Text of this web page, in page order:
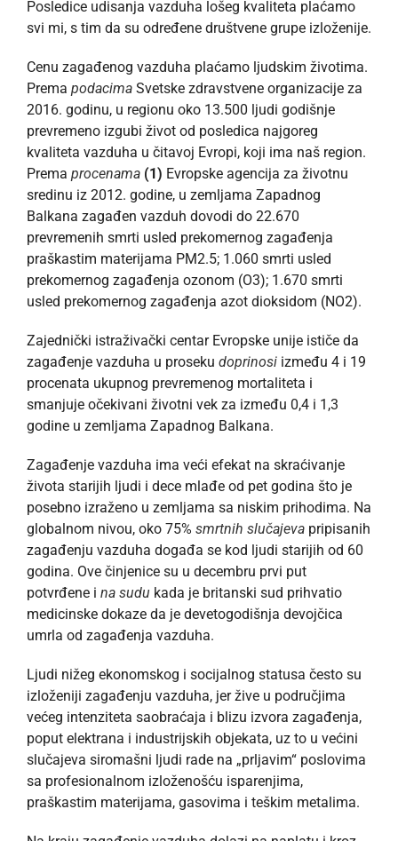
Posledice udisanja vazduha lošeg kvaliteta plaćamo
svi mi, s tim da su određene društvene grupe izloženije.
Cenu zagađenog vazduha plaćamo ljudskim životima.
Prema podacima Svetske zdravstvene organizacije za
2016. godinu, u regionu oko 13.500 ljudi godišnje
prevremeno izgubi život od posledica najgoreg
kvaliteta vazduha u čitavoj Evropi, koji ima naš region.
Prema procenama (1) Evropske agencija za životnu
sredinu iz 2012. godine, u zemljama Zapadnog
Balkana zagađen vazduh dovodi do 22.670
prevremenih smrti usled prekomernog zagađenja
praškastim materijama PM2.5; 1.060 smrti usled
prekomernog zagađenja ozonom (O3); 1.670 smrti
usled prekomernog zagađenja azot dioksidom (NO2).
Zajednički istraživački centar Evropske unije ističe da
zagađenje vazduha u proseku doprinosi između 4 i 19
procenata ukupnog prevremenog mortaliteta i
smanjuje očekivani životni vek za između 0,4 i 1,3
godine u zemljama Zapadnog Balkana.
Zagađenje vazduha ima veći efekat na skraćivanje
života starijih ljudi i dece mlađe od pet godina što je
posebno izraženo u zemljama sa niskim prihodima. Na
globalnom nivou, oko 75% smrtnih slučajeva pripisanih
zagađenju vazduha događa se kod ljudi starijih od 60
godina. Ove činjenice su u decembru prvi put
potvrđene i na sudu kada je britanski sud prihvatio
medicinske dokaze da je devetogodišnja devojčica
umrla od zagađenja vazduha.
Ljudi nižeg ekonomskog i socijalnog statusa često su
izloženiji zagađenju vazduha, jer žive u područjima
većeg intenziteta saobraćaja i blizu izvora zagađenja,
poput elektrana i industrijskih objekata, uz to u većini
slučajeva siromašni ljudi rade na „prljavim“ poslovima
sa profesionalnom izloženošću isparenjima,
praškastim materijama, gasovima i teškim metalima.